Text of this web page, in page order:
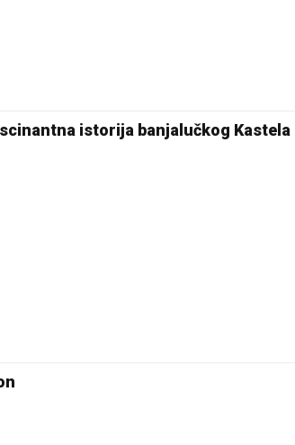
istorija banjalučkog Kastela
Pale